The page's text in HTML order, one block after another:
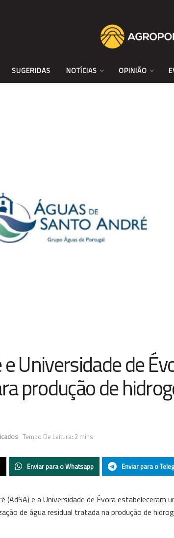
SUGERIDAS NOTÍCIAS OPINIÃO
Universidade de
produção de
Tempo De Leitura: 2 mins
Enviar para o Whatsapp Enviar para o
(AdSA) e a Universidade de Évora estabeleceram
de água residual tratada na produção de